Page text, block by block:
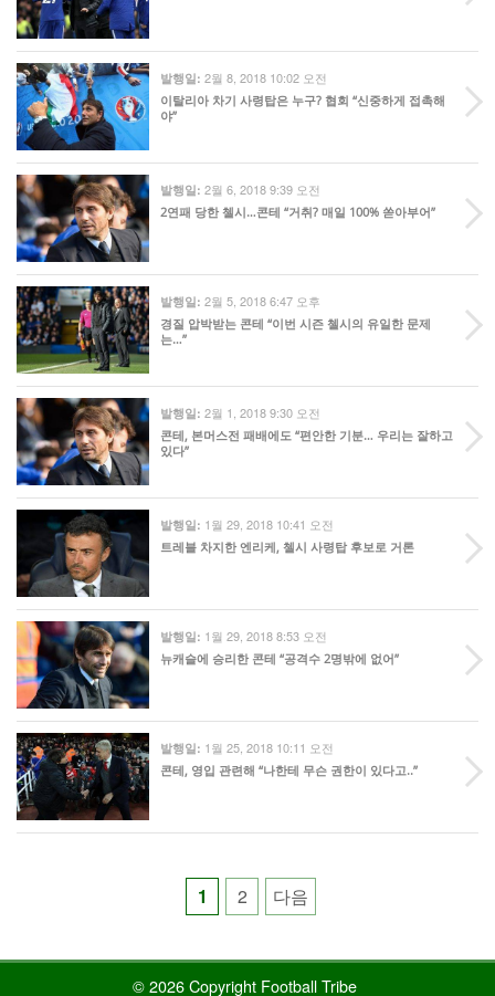
발행일: 2월 8, 2018 10:02 오전
이탈리아 차기 사령탑은 누구? 협회 “신중하게 접촉해
야”
발행일: 2월 6, 2018 9:39 오전
2연패 당한 첼시…콘테 “거취? 매일 100% 쏟아부어”
발행일: 2월 5, 2018 6:47 오후
경질 압박받는 콘테 “이번 시즌 첼시의 유일한 문제
는…”
발행일: 2월 1, 2018 9:30 오전
콘테, 본머스전 패배에도 “편안한 기분… 우리는 잘하고
있다”
발행일: 1월 29, 2018 10:41 오전
트레블 차지한 엔리케, 첼시 사령탑 후보로 거론
발행일: 1월 29, 2018 8:53 오전
뉴캐슬에 승리한 콘테 “공격수 2명밖에 없어”
발행일: 1월 25, 2018 10:11 오전
콘테, 영입 관련해 “나한테 무슨 권한이 있다고..”
Posts
pagination
1 2 다음
© 2026 Copyright Football Tribe